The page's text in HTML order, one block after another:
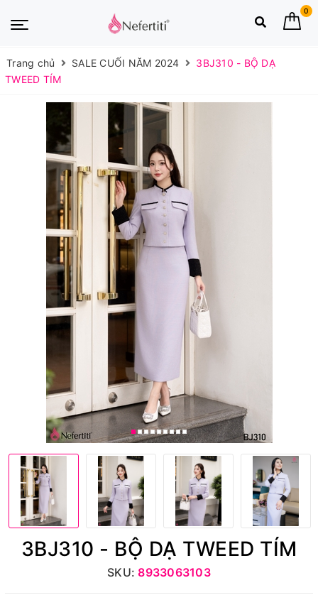
0
Trang chủ SALE CUỐI NĂM 2024
3BJ310 - BỘ DẠ
TWEED TÍM
3BJ310 - BỘ DẠ TWEED TÍM
SKU:8933063103